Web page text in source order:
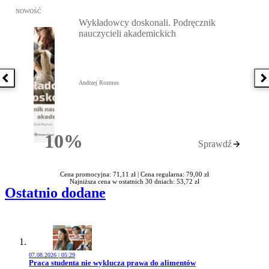
Poprzednia książka
Przejdź do: Wykładowcy doskonali. Podręcznik nauczycieli
NOWOŚĆ
10%Rabatu
Wykładowcy doskonali. Podręcznik
nauczycieli akademickich
Andrzej Rozmus
Sprawdź
Cena promocyjna: 71,11 zł | Cena regularna: 79,00 zł
Najniższa cena w ostatnich 30 dniach: 53,72 zł
Ostatnio dodane
07.08.2026 | 05:29
Przejdź do artykułu:
Praca studenta nie wyklucza prawa do alimentów